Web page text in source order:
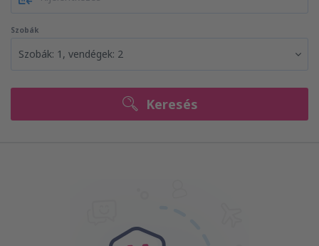
Szobák
Szobák: 1, vendégek: 2
Keresés